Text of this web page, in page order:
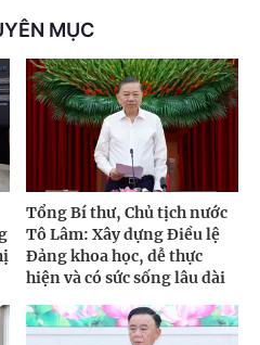
MỤC
Tổng Bí thư, Chủ tịch nước
Tô Lâm: Xây dựng Điều lệ
Đảng khoa học, dễ thực
hiện và có sức sống lâu dài